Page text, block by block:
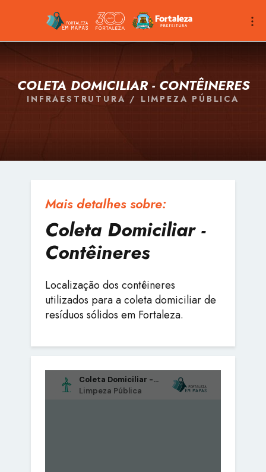
COLETA DOMICILIAR - CONTÊINERES
INFRAESTRUTURA / LIMPEZA PÚBLICA
Mais detalhes sobre:
Coleta Domiciliar -
Contêineres
Localização dos contêineres
utilizados para a coleta domiciliar de
resíduos sólidos em Fortaleza.